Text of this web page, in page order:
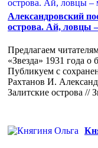
Александровский
острова. Ай, ловцы
Предлагаем
«Звезда» 1931 года о
Публикуем с
Рахтанов И.
Залитские острова //